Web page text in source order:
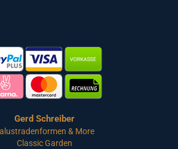
Gerd Schreiber
& More
Classic Garden